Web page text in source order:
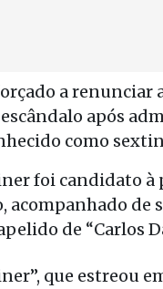
a renunciar
após
como
foi candidato
acompanhado
de “Carlos
que estreou